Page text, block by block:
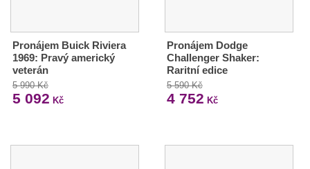
Pronájem Buick Riviera
1969: Pravý americký
veterán
5 990 Kč
5 092 Kč
Pronájem Dodge
Challenger Shaker:
Raritní edice
5 590 Kč
4 752 Kč